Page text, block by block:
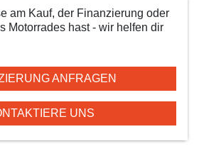
am Kauf, der Finanzierung oder
Motorrades hast - wir helfen dir
ANFRAGEN
UNS